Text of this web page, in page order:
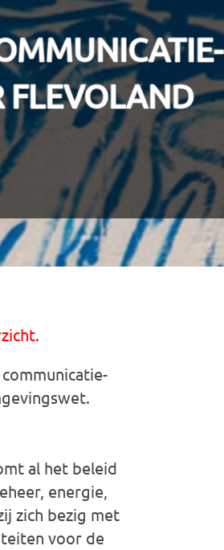
FLEVOLAND
al het beleid
energie,
zich bezig met
voor de